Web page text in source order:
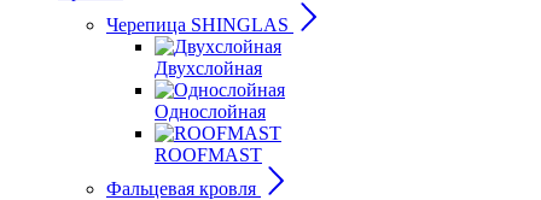
Черепица SHINGLAS
Двухслойная
Однослойная
ROOFMAST
Фальцевая кровля